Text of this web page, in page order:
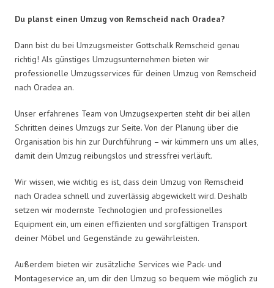
Du planst einen Umzug von Remscheid nach Oradea?
Dann bist du bei Umzugsmeister Gottschalk Remscheid genau
richtig! Als günstiges Umzugsunternehmen bieten wir
professionelle Umzugsservices für deinen Umzug von Remscheid
nach Oradea an.
Unser erfahrenes Team von Umzugsexperten steht dir bei allen
Schritten deines Umzugs zur Seite. Von der Planung über die
Organisation bis hin zur Durchführung – wir kümmern uns um alles,
damit dein Umzug reibungslos und stressfrei verläuft.
Wir wissen, wie wichtig es ist, dass dein Umzug von Remscheid
nach Oradea schnell und zuverlässig abgewickelt wird. Deshalb
setzen wir modernste Technologien und professionelles
Equipment ein, um einen effizienten und sorgfältigen Transport
deiner Möbel und Gegenstände zu gewährleisten.
Außerdem bieten wir zusätzliche Services wie Pack- und
Montageservice an, um dir den Umzug so bequem wie möglich zu